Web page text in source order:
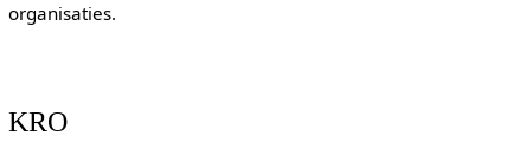
organisaties.
KRO